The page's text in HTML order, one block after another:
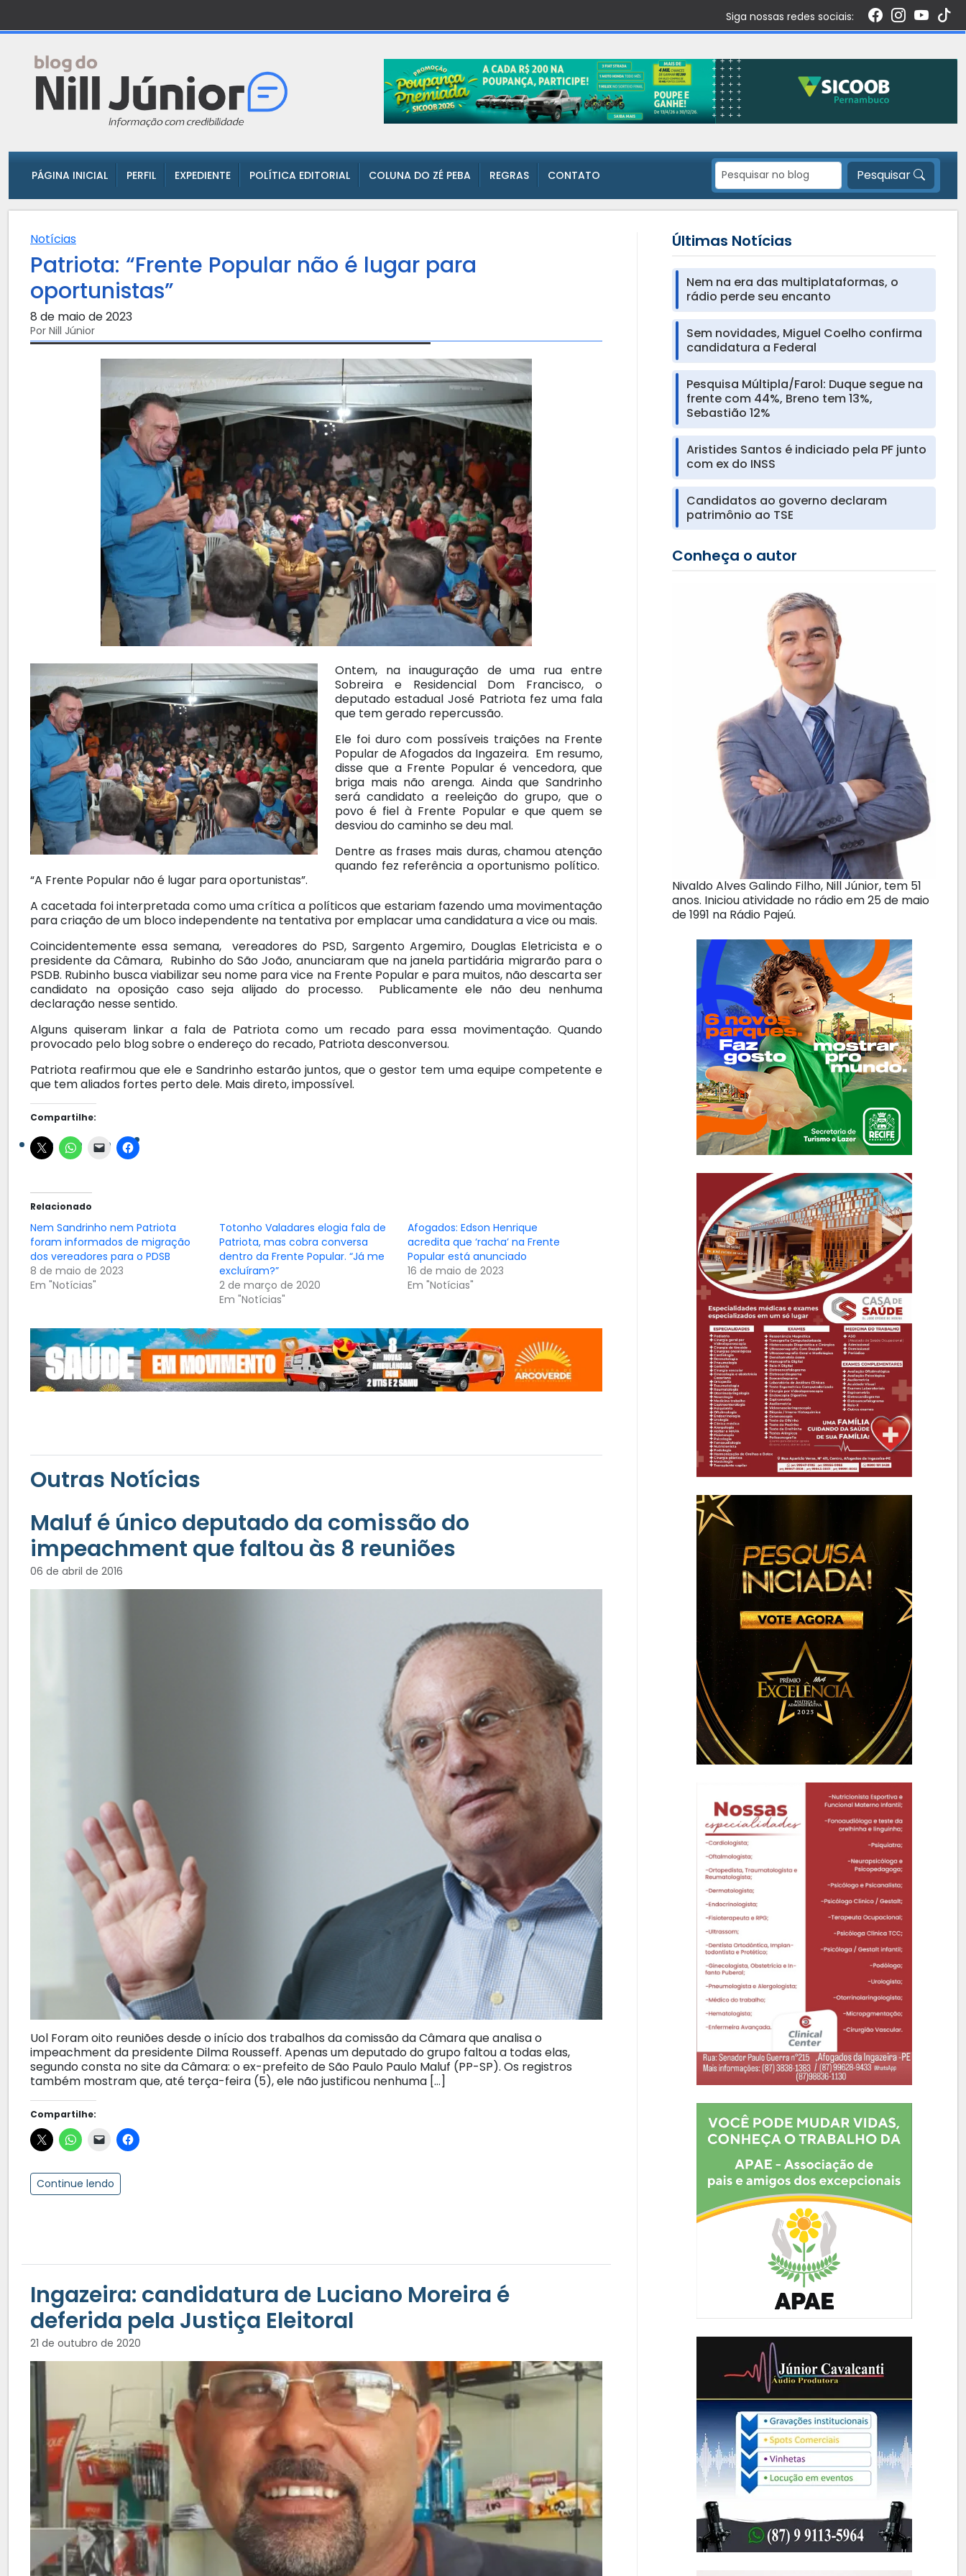
Siga nossas redes sociais:
PÁGINA INICIAL PERFIL EXPEDIENTE POLÍTICA EDITORIAL COLUNA DO ZÉ PEBA REGRAS CONTATO Pesquisar
Notícias
Patriota: “Frente Popular não é lugar para
oportunistas”
8 de maio de 2023
Por Nill Júnior
Ontem, na inauguração de uma rua entre
Sobreira e Residencial Dom Francisco, o
deputado estadual José Patriota fez uma fala
que tem gerado repercussão.
Ele foi duro com possíveis traições na Frente
Popular de Afogados da Ingazeira. Em resumo,
disse que a Frente Popular é vencedora, que
briga mais não arenga. Ainda que Sandrinho
será candidato a reeleição do grupo, que o
povo é fiel à Frente Popular e que quem se
desviou do caminho se deu mal.
Dentre as frases mais duras, chamou atenção
quando fez referência a oportunismo político.
“A Frente Popular não é lugar para oportunistas”.
A cacetada foi interpretada como uma crítica a políticos que estariam fazendo uma movimentação
para criação de um bloco independente na tentativa por emplacar uma candidatura a vice ou mais.
Coincidentemente essa semana, vereadores do PSD, Sargento Argemiro, Douglas Eletricista e o
presidente da Câmara, Rubinho do São João, anunciaram que na janela partidária migrarão para o
PSDB. Rubinho busca viabilizar seu nome para vice na Frente Popular e para muitos, não descarta ser
candidato na oposição caso seja alijado do processo. Publicamente ele não deu nenhuma
declaração nesse sentido.
Alguns quiseram linkar a fala de Patriota como um recado para essa movimentação. Quando
provocado pelo blog sobre o endereço do recado, Patriota desconversou.
Patriota reafirmou que ele e Sandrinho estarão juntos, que o gestor tem uma equipe competente e
que tem aliados fortes perto dele. Mais direto, impossível.
Compartilhe:
Relacionado
Nem Sandrinho nem Patriota
foram informados de migração
dos vereadores para o PDSB
8 de maio de 2023
Em "Notícias"
Totonho Valadares elogia fala de
Patriota, mas cobra conversa
dentro da Frente Popular. “Já me
excluíram?”
2 de março de 2020
Em "Notícias"
Afogados: Edson Henrique
acredita que ‘racha’ na Frente
Popular está anunciado
16 de maio de 2023
Em "Notícias"
Outras Notícias
Maluf é único deputado da comissão do
impeachment que faltou às 8 reuniões
06 de abril de 2016
Uol Foram oito reuniões desde o início dos trabalhos da comissão da Câmara que analisa o
impeachment da presidente Dilma Rousseff. Apenas um deputado do grupo faltou a todas elas,
segundo consta no site da Câmara: o ex-prefeito de São Paulo Paulo Maluf (PP-SP). Os registros
também mostram que, até terça-feira (5), ele não justificou nenhuma […]
Compartilhe:
Continue lendo
Ingazeira: candidatura de Luciano Moreira é
deferida pela Justiça Eleitoral
21 de outubro de 2020
Últimas Notícias
Nem na era das multiplataformas, o
rádio perde seu encanto
Sem novidades, Miguel Coelho confirma
candidatura a Federal
Pesquisa Múltipla/Farol: Duque segue na
frente com 44%, Breno tem 13%,
Sebastião 12%
Aristides Santos é indiciado pela PF junto
com ex do INSS
Candidatos ao governo declaram
patrimônio ao TSE
Conheça o autor
Nivaldo Alves Galindo Filho, Nill Júnior, tem 51
anos. Iniciou atividade no rádio em 25 de maio
de 1991 na Rádio Pajeú.